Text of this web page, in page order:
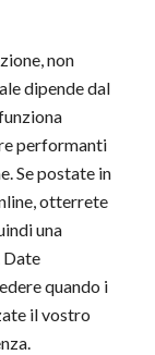
non
dipende dal
performanti
Se postate in
otterrete
una
Date
quando i
il vostro